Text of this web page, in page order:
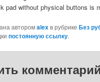
pad without physical buttons is
авторомalexв рубрикеБез
постоянную ссылку.
комментарий